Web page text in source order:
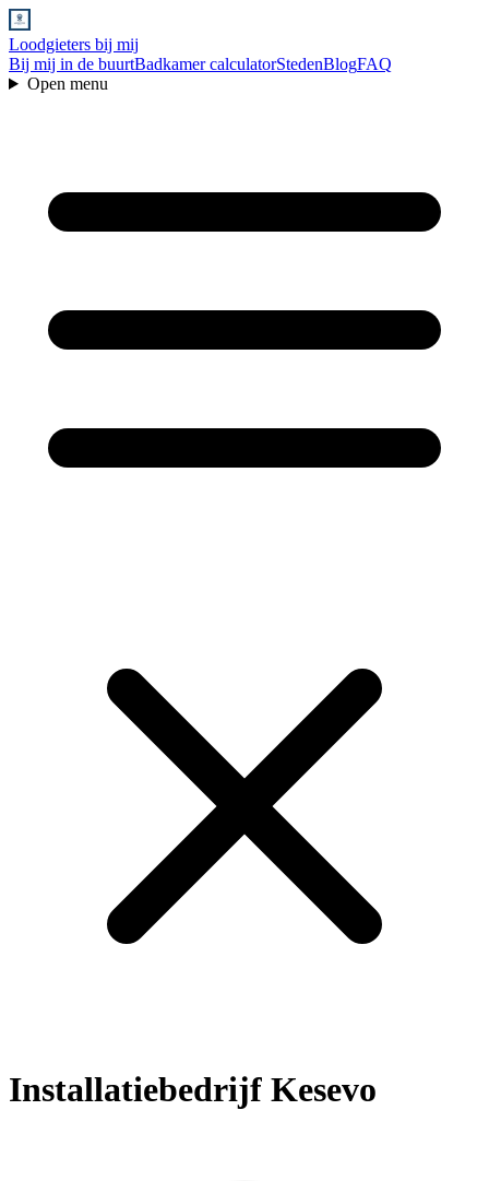
Loodgieters bij mij
Bij mij in de buurtBadkamer calculatorStedenBlogFAQ
Open menu
Installatiebedrijf Kesevo